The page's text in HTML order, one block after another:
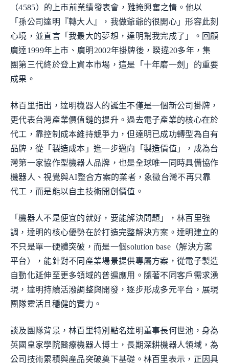
（4585）的上市前業績發表會，難掩興奮之情。他以
「孫公司達明『轉大人』，我做爺爺的很開心」形容此刻
心境，並直言「我最大的夢想，達明幫我完成了」。回顧
廣達1999年上市、廣明2002年掛牌後，睽違20多年，集
團第三代終於登上資本市場，這是「十年磨一劍」的重要
成果。
林百里指出，達明機器人的誕生不僅是一個新公司掛牌，
更代表台灣產業價值鏈的提升。過去電子產業的核心在於
代工，靠控制成本維持競爭力，但達明已成功轉型為自有
品牌，從「製造成本」進一步邁向「製造價值」，成為台
灣第一家協作型機器人品牌，也是全球唯一同時具備協作
機器人、視覺與AI整合方案的業者，象徵台灣不再只靠
代工，而是能以自主技術開創價值。
「機器人不是便宜的就好，要能解決問題」，林百里強
調，達明的核心優勢在於打造完整解決方案。達明建立的
不只是單一硬體突破，而是一個solution base（解決方案
平台），能針對不同產業場景提供專屬方案，從電子製造
自動化延伸至更多領域的普遍應用。隨著不同客戶需求湧
現，達明持續活潑調整與開發，逐步形成多元平台，展現
團隊靈活且穩健的實力。
談及團隊背景，林百里特別點名達明董事長何世池，身為
英國皇家學院醫療機器人博士，長期深耕機器人領域，為
公司技術累積與產品突破奠下基礎。林百里表示，正因具